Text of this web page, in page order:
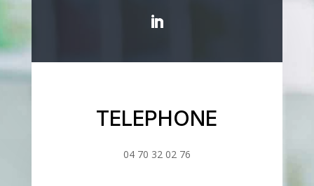
TELEPHONE
04 70 32 02 76